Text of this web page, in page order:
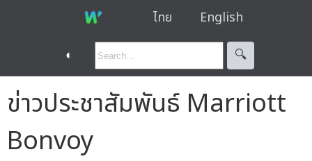
ไทย English
◐ 🔍︎
ข่าวประชาสัมพันธ์ Marriott
Bonvoy